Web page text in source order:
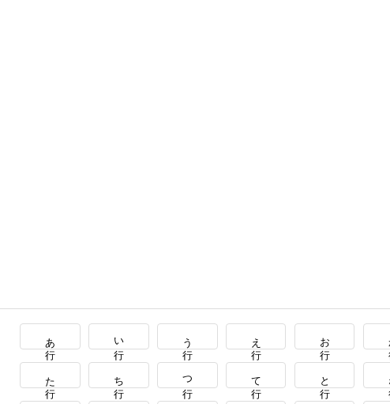
あ行 い行 う行 え行 お行
た行 ち行 つ行 て行 と行